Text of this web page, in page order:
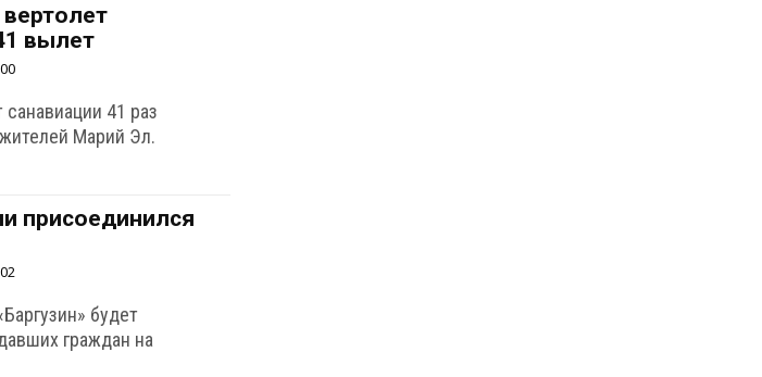
вылет
41 раз
Марий Эл.
присоединился
будет
граждан на